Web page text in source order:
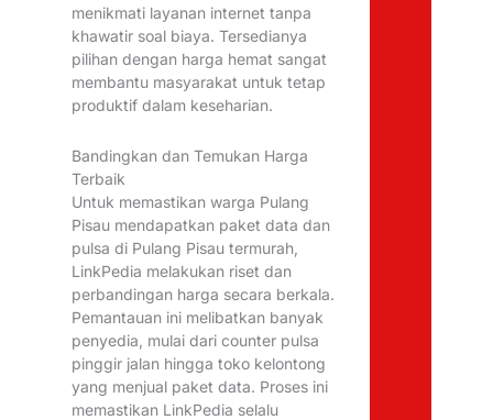
menikmati layanan internet tanpa
khawatir soal biaya. Tersedianya
pilihan dengan harga hemat sangat
membantu masyarakat untuk tetap
produktif dalam keseharian.
Bandingkan dan Temukan Harga
Terbaik
Untuk memastikan warga Pulang
Pisau mendapatkan paket data dan
pulsa di Pulang Pisau termurah,
LinkPedia melakukan riset dan
perbandingan harga secara berkala.
Pemantauan ini melibatkan banyak
penyedia, mulai dari counter pulsa
pinggir jalan hingga toko kelontong
yang menjual paket data. Proses ini
memastikan LinkPedia selalu